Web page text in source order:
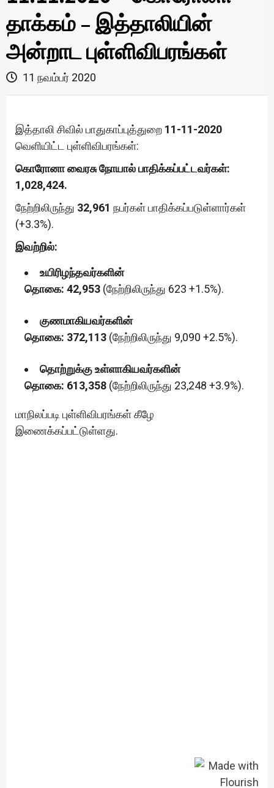
தாக்கம் – இத்தாலியின்
அன்றாட புள்ளிவிபரங்கள்
11 நவம்பர் 2020
இத்தாலி சிவில் பாதுகாப்புத்துறை 11-11-2020
வெளியிட்ட புள்ளிவிபரங்கள்:
கொரோனா வைரசு நோயால் பாதிக்கப்பட்டவர்கள்:
1,028,424.
நேற்றிலிருந்து 32,961 நபர்கள் பாதிக்கப்படுள்ளார்கள்
(+3.3%).
இவற்றில்:
உயிரிழந்தவர்களின்
தொகை: 42,953 (நேற்றிலிருந்து 623 +1.5%).
குணமாகியவர்களின்
தொகை: 372,113 (நேற்றிலிருந்து 9,090 +2.5%).
தொற்றுக்கு உள்ளாகியவர்களின்
தொகை: 613,358 (நேற்றிலிருந்து 23,248 +3.9%).
மாநிலப்படி புள்ளிவிபரங்கள் கீழே
இணைக்கப்பட்டுள்ளது.